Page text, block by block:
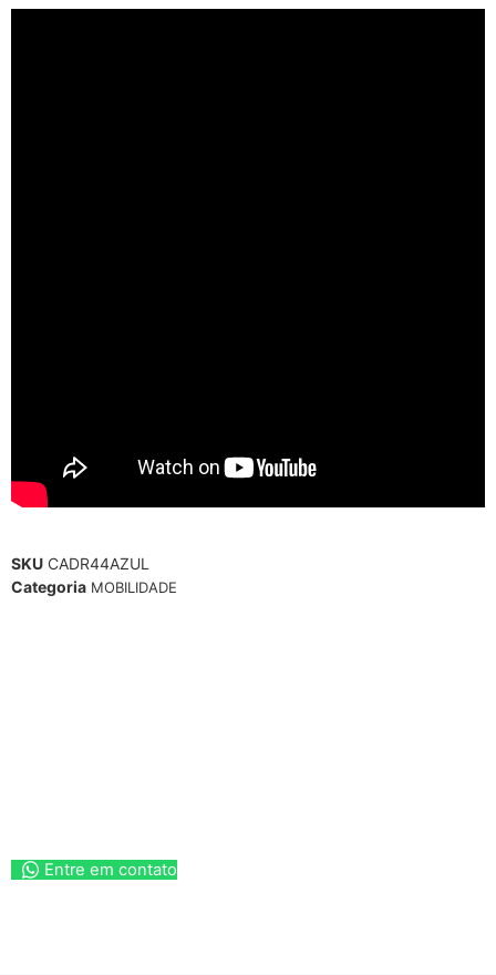
SKU CADR44AZUL
Categoria MOBILIDADE
Entre em contato